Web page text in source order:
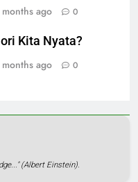
months ago 0
Kita Nyata?
months ago 0
(Albert Einstein).